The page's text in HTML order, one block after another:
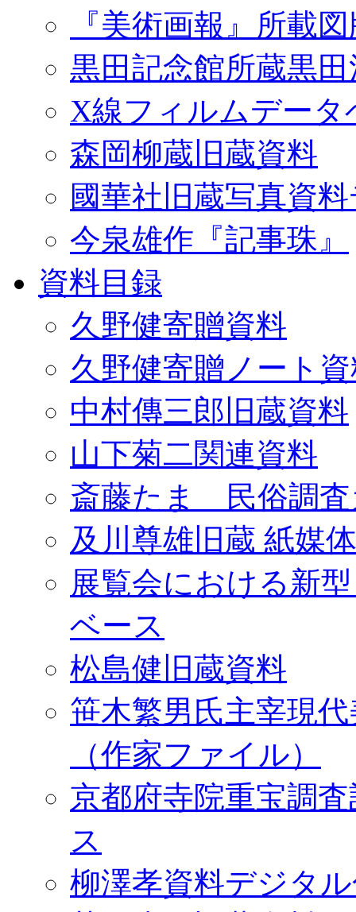
『美術画報』所載
黒田記念館所蔵黒
X線フィルムデータ
森岡柳蔵旧蔵資料
國華社旧蔵写真資
今泉雄作『記事珠』
資料目録
久野健寄贈資料
久野健寄贈ノート
中村傳三郎旧蔵資料
山下菊二関連資料
斎藤たま 民俗調査
及川尊雄旧蔵 紙媒
展覧会における新
ベース
松島健旧蔵資料
笹木繁男氏主宰現
（作家ファイル）
京都府寺院重宝調
ス
柳澤孝資料デジタ